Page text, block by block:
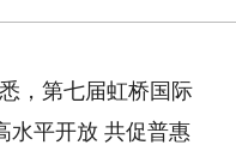
，第七届虹桥国际
水平开放 共促普惠